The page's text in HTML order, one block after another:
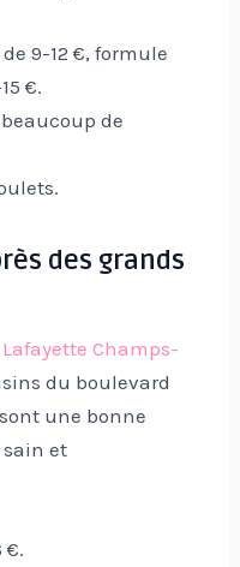
9-12 €, formule
€.
de
des grands
Champs-
du boulevard
une bonne
et
€.